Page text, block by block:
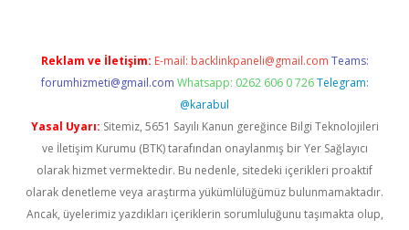
Reklam ve İletişim: E-mail: backlinkpaneli@gmail.com Teams:
forumhizmeti@gmail.com Whatsapp: 0262 606 0 726 Telegram:
@karabul
Yasal Uyarı: Sitemiz, 5651 Sayılı Kanun gereğince Bilgi Teknolojileri
ve İletişim Kurumu (BTK) tarafından onaylanmış bir Yer Sağlayıcı
olarak hizmet vermektedir. Bu nedenle, sitedeki içerikleri proaktif
olarak denetleme veya araştırma yükümlülüğümüz bulunmamaktadır.
Ancak, üyelerimiz yazdıkları içeriklerin sorumluluğunu taşımakta olup,